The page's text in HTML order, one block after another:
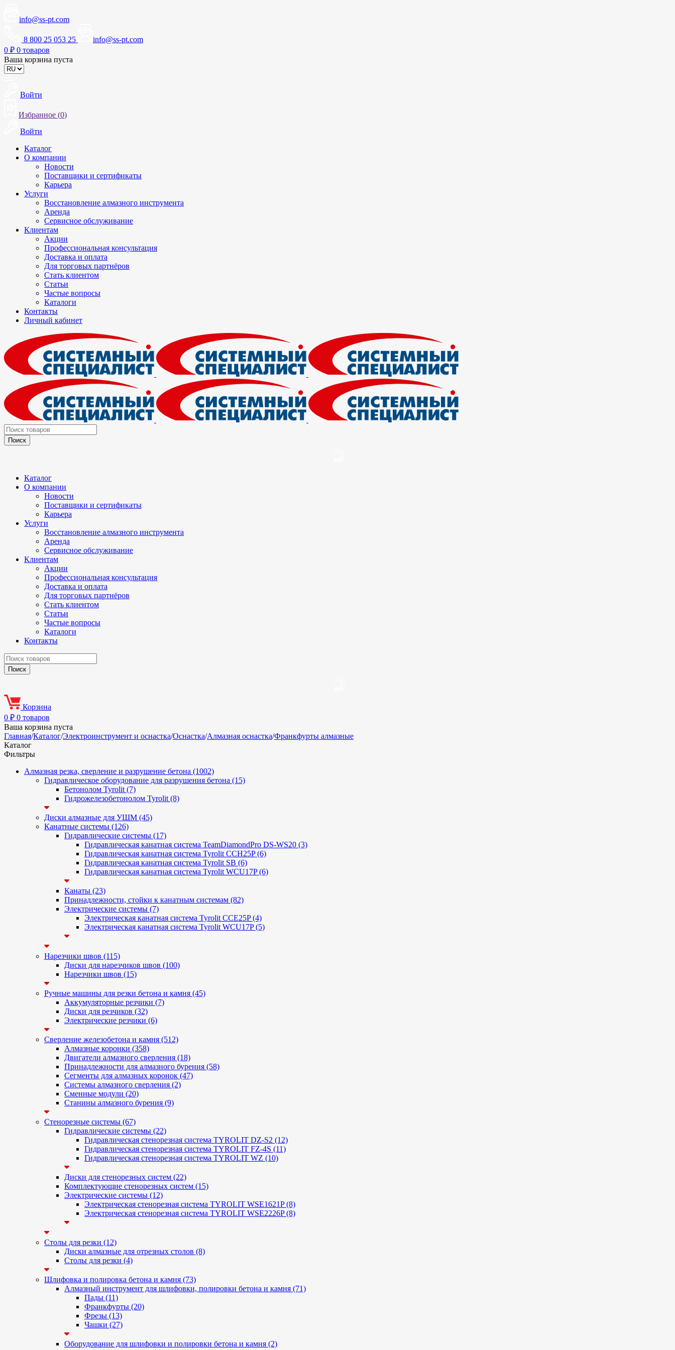
info@ss-pt.com
8 800 25 053 25
info@ss-pt.com
0 ₽ 0 товаров
Ваша корзина пуста
Войти
Избранное (0)
Войти
Каталог
О компании
Новости
Поставщики и сертификаты
Карьера
Услуги
Восстановление алмазного инструмента
Аренда
Сервисное обслуживание
Клиентам
Акции
Профессиональная консультация
Доставка и оплата
Для торговых партнёров
Стать клиентом
Статьи
Частые вопросы
Каталоги
Контакты
Личный кабинет
Каталог
О компании
Новости
Поставщики и сертификаты
Карьера
Услуги
Восстановление алмазного инструмента
Аренда
Сервисное обслуживание
Клиентам
Акции
Профессиональная консультация
Доставка и оплата
Для торговых партнёров
Стать клиентом
Статьи
Частые вопросы
Каталоги
Контакты
Корзина
0 ₽ 0 товаров
Ваша корзина пуста
Главная/Каталог/Электроинструмент и оснастка/Оснастка/Алмазная оснастка/Франкфурты алмазные
Каталог
Фильтры
Алмазная резка, сверление и разрушение бетона (1002)
Гидравлическое оборудование для разрушения бетона (15)
Бетонолом Tyrolit (7)
Гидрожелезобетонолом Tyrolit (8)
Диски алмазные для УШМ (45)
Канатные системы (126)
Гидравлические системы (17)
Гидравлическая канатная система TeamDiamondPro DS-WS20 (3)
Гидравлическая канатная система Tyrolit CCH25P (6)
Гидравлическая канатная система Tyrolit SB (6)
Гидравлическая канатная система Tyrolit WCU17P (6)
Канаты (23)
Принадлежности, стойки к канатным системам (82)
Электрические системы (7)
Электрическая канатная система Tyrolit CCE25P (4)
Электрическая канатная система Tyrolit WCU17P (5)
Нарезчики швов (115)
Диски для нарезчиков швов (100)
Нарезчики швов (15)
Ручные машины для резки бетона и камня (45)
Аккумуляторные резчики (7)
Диски для резчиков (32)
Электрические резчики (6)
Сверление железобетона и камня (512)
Алмазные коронки (358)
Двигатели алмазного сверления (18)
Принадлежности для алмазного бурения (58)
Сегменты для алмазных коронок (47)
Системы алмазного сверления (2)
Сменные модули (20)
Станины алмазного бурения (9)
Стенорезные системы (67)
Гидравлические системы (22)
Гидравлическая стенорезная система TYROLIT DZ-S2 (12)
Гидравлическая стенорезная система TYROLIT FZ-4S (11)
Гидравлическая стенорезная система TYROLIT WZ (10)
Диски для стенорезных систем (22)
Комплектующие стенорезных систем (15)
Электрические системы (12)
Электрическая стенорезная система TYROLIT WSE1621P (8)
Электрическая стенорезная система TYROLIT WSE2226P (8)
Столы для резки (12)
Диски алмазные для отрезных столов (8)
Столы для резки (4)
Шлифовка и полировка бетона и камня (73)
Алмазный инструмент для шлифовки, полировки бетона и камня (71)
Пады (11)
Франкфурты (20)
Фрезы (13)
Чашки (27)
Оборудование для шлифовки и полировки бетона и камня (2)